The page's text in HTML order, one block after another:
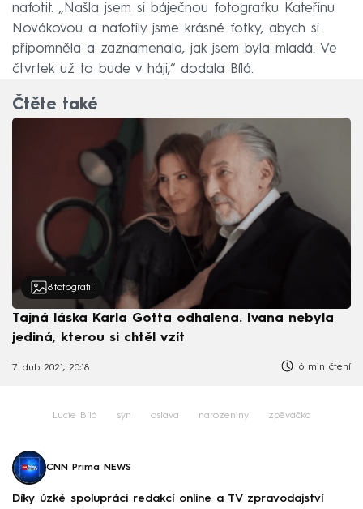
nafotit. „Našla jsem si báječnou fotografku Kateřinu
Novákovou a nafotily jsme krásné fotky, abych si
připomněla a zaznamenala, jak jsem byla mladá. Ve
čtvrtek už to bude v háji,“ dodala Bílá.
Čtěte také
8 fotografií
Tajná láska Karla Gotta odhalena. Ivana nebyla
jediná, kterou si chtěl vzít
7. dub 2021, 20:18 6 min čtení
Lucie Bílá syn oslava narozeniny zpěvačka
CNN Prima NEWS
Díky úzké spolupráci redakcí online a TV zpravodajství